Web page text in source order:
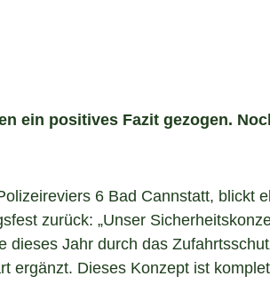
ein positives Fazit gezogen.
6 Bad Cannstatt, blickt
zurück: „Unser
dieses Jahr durch das
ergänzt. Dieses Konzept ist